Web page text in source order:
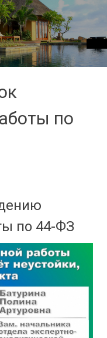
по
по 44-ФЗ